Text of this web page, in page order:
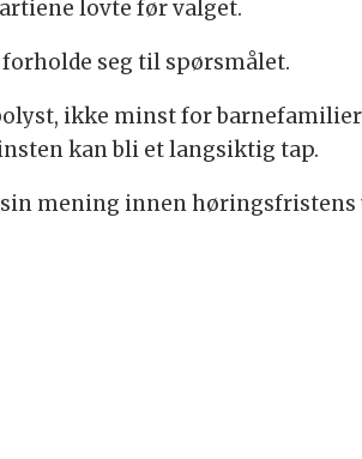
lovte før valget.
seg til spørsmålet.
ikke minst for
kan bli et langsiktig tap.
mening innen høringsfristens